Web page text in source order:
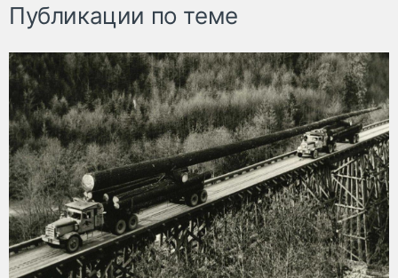
Публикации по теме